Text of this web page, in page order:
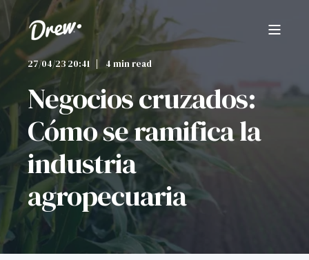
27/04/23 20:41 4 min read
Negocios cruzados:
Cómo se ramifica la
industria
agropecuaria